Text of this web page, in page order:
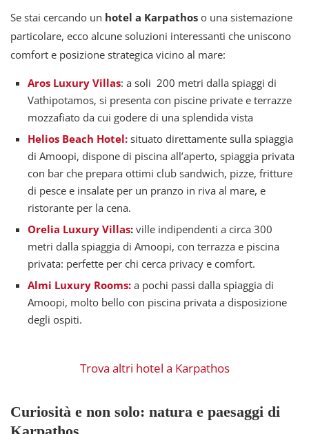
Se stai cercando un hotel a Karpathos o una sistemazione
particolare, ecco alcune soluzioni interessanti che uniscono
comfort e posizione strategica vicino al mare:
Aros Luxury Villas: a soli 200 metri dalla spiaggi di
Vathipotamos, si presenta con piscine private e terrazze
mozzafiato da cui godere di una splendida vista
Helios Beach Hotel: situato direttamente sulla spiaggia
di Amoopi, dispone di piscina all’aperto, spiaggia privata
con bar che prepara ottimi club sandwich, pizze, fritture
di pesce e insalate per un pranzo in riva al mare, e
ristorante per la cena.
Orelia Luxury Villas: ville indipendenti a circa 300
metri dalla spiaggia di Amoopi, con terrazza e piscina
privata: perfette per chi cerca privacy e comfort.
Almi Luxury Rooms: a pochi passi dalla spiaggia di
Amoopi, molto bello con piscina privata a disposizione
degli ospiti.
Trova altri hotel a Karpathos
Curiosità e non solo: natura e paesaggi di